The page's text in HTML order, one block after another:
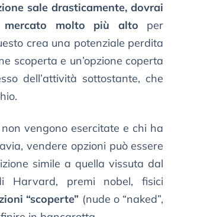
sale drasticamente, dovrai
molto più alto per
crea una potenziale perdita
scoperta e un’opzione coperta
dell’attività sottostante, che
vengono esercitate e chi ha
vendere opzioni può essere
simile a quella vissuta dal
Harvard, premi nobel, fisici
“scoperte” (nude o “naked”,